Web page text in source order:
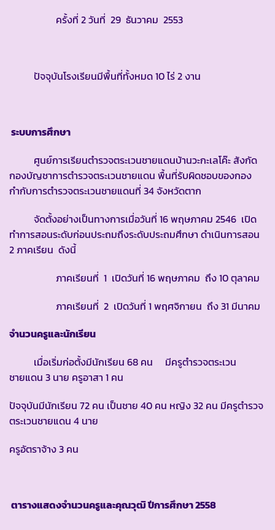
ครั้งที่ 2 วันที่ 29 ธันวาคม 2553
ปัจจุบันโรงเรียนมีพื้นที่ทั้งหมด 10 ไร่ 2 งาน
ระบบการศึกษา
ศูนย์การเรียนตำรวจตระเวนชายแดนบ้านวะกะเลโค๊ะ สังกัด
กองบัญชาการตำรวจตระเวนชายแดน พื้นที่รับผิดชอบของกอง
กำกับการตำรวจตระเวนชายแดนที่ 34 จังหวัดตาก
จัดตั้งอย่างเป็นทางการเมื่อวันที่ 16 พฤษภาคม 2546 เปิด
ทำการสอนระดับก่อนประถมถึงระดับประถมศึกษา ดำเนินการสอน
2 ภาคเรียน ดังนี้
ภาคเรียนที่ 1 เปิดวันที่ 16 พฤษภาคม ถึง 10 ตุลาคม
ภาคเรียนที่ 2 เปิดวันที่ 1 พฤศจิกายน ถึง 31 มีนาคม
จำนวนครูและนักเรียน
เมื่อเริ่มก่อตั้งมีนักเรียน 68 คน มีครูตำรวจตระเวน
ชายแดน 3 นาย ครูอาสา 1 คน
ปัจจุบันมีนักเรียน 72 คน เป็นชาย 40 คน หญิง 32 คน มีครูตำรวจ
ตระเวนชายแดน 4 นาย
ครูอัตราจ้าง 3 คน
ตารางแสดงจำนวนครูและคุณวุฒิ ปีการศึกษา2558